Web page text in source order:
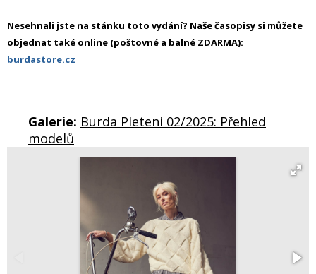
Nesehnali jste na stánku toto vydání? Naše časopisy si můžete
objednat také online (poštovné a balné ZDARMA):
burdastore.cz
Galerie: Burda Pleteni 02/2025: Přehled
modelů